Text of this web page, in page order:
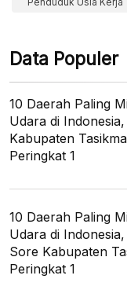
Data Populer
10 Daerah Paling
Udara di
Kabupaten
Peringkat 1
10 Daerah Paling
Udara di
Sore Kabupaten
Peringkat 1